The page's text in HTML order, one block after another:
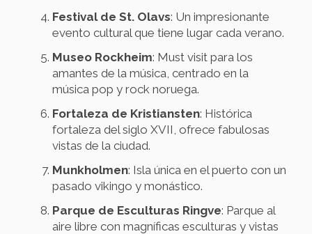
Festival de St. Olavs: Un impresionante
evento cultural que tiene lugar cada verano.
Museo Rockheim: Must visit para los
amantes de la música, centrado en la
música pop y rock noruega.
Fortaleza de Kristiansten: Histórica
fortaleza del siglo XVII, ofrece fabulosas
vistas de la ciudad.
Munkholmen: Isla única en el puerto con un
pasado vikingo y monástico.
Parque de Esculturas Ringve: Parque al
aire libre con magníficas esculturas y vistas